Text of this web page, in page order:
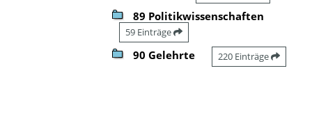
89 Politikwissenschaften
59 Einträge
90 Gelehrte 220 Einträge